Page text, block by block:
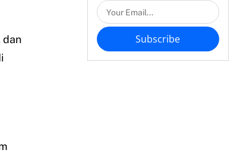
dan
Subscribe